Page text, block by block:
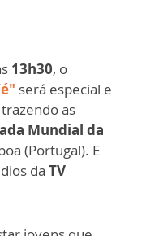
13h30, o
será especial e
trazendo as
Mundial da
(Portugal). E
da TV